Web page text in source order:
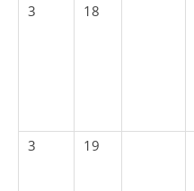
3
18
3
19